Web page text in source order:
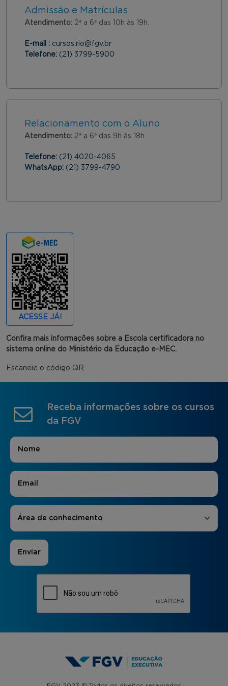
Admissão e Matrículas
Atendimento: 2ª a 6ª das 10h às 19h.
E-mail : cursos.rio@fgv.br
Telefone: (21) 3799-5900
Relacionamento com o Aluno
Atendimento: 2ª a 6ª das 9h às 18h.
Telefone: (21) 4020-4065
WhatsApp: (21) 3799-4790
ACESSE JÁ!
Confira mais informações sobre a Escola certificadora no
sistema online do Ministério da Educação e-MEC.
Escaneie o código QR
Receba informações sobre os cursos
da FGV
Nome
E-mail
Áreas de Interesse
Área de conhecimento